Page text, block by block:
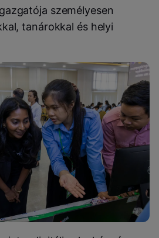
személyesen
tanárokkal és helyi